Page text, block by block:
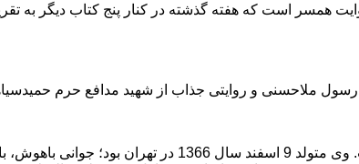
همسر است که هفته گذشته در کنار پنج کتاب دیگر به
ملاحسنی و روایتی جذاب از شهید مدافع حرم
کتاب هواتو دارم دربردارنده روایت زندگی شهید مدافع حرم مرتضی